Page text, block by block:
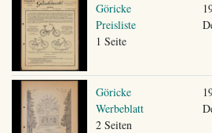
Göricke
Preisliste
1 Seite
Göricke
Werbeblatt
2 Seiten